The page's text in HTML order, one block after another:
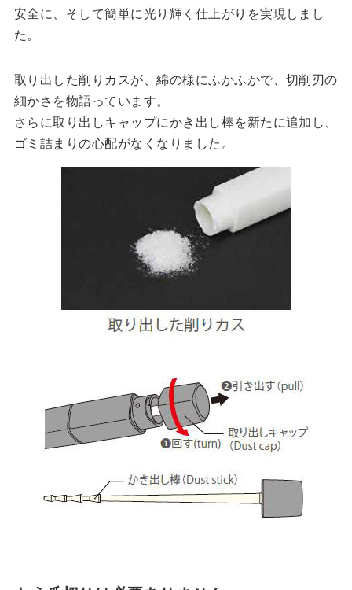
安全に、そして簡単に光り輝く仕上がりを実現しまし
た。
取り出した削りカスが、綿の様にふかふかで、切削刃の
細かさを物語っています。
さらに取り出しキャップにかき出し棒を新たに追加し、
ゴミ詰まりの心配がなくなりました。